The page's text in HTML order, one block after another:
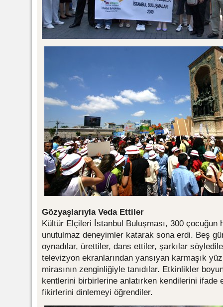
Gözyaşlarıyla Veda Ettiler
Kültür Elçileri İstanbul Buluşması, 300 çocuğun
unutulmaz deneyimler katarak sona erdi. Beş
oynadılar, ürettiler, dans ettiler, şarkılar
televizyon ekranlarından yansıyan karmaşık
mirasının zenginliğiyle tanıdılar. Etkinlikler
kentlerini birbirlerine anlatırken kendilerini ifade
fikirlerini dinlemeyi öğrendiler.